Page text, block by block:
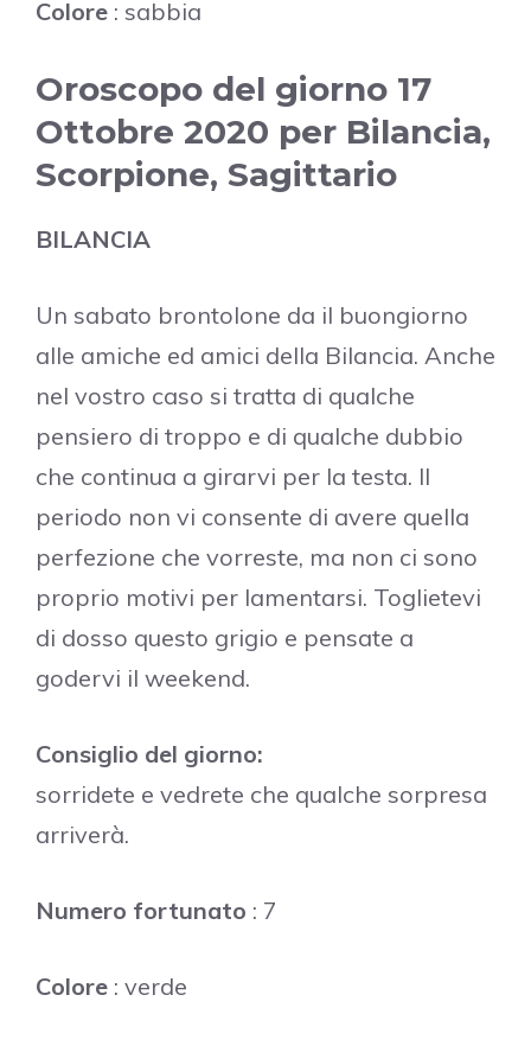
Colore : sabbia
Oroscopo del giorno 17
Ottobre 2020 per Bilancia,
Scorpione, Sagittario
BILANCIA
Un sabato brontolone da il buongiorno
alle amiche ed amici della Bilancia. Anche
nel vostro caso si tratta di qualche
pensiero di troppo e di qualche dubbio
che continua a girarvi per la testa. Il
periodo non vi consente di avere quella
perfezione che vorreste, ma non ci sono
proprio motivi per lamentarsi. Toglietevi
di dosso questo grigio e pensate a
godervi il weekend.
Consiglio del giorno:
sorridete e vedrete che qualche sorpresa
arriverà.
Numero fortunato : 7
Colore : verde